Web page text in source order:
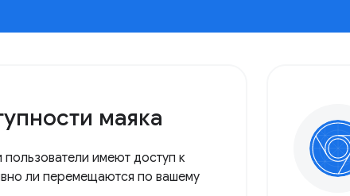
маяка
имеют доступ к
ли перемещаются по вашему